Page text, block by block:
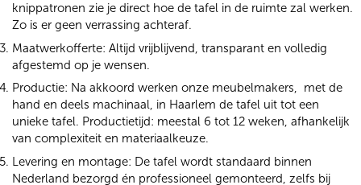
knippatronen zie je direct hoe de tafel in de ruimte zal werken.
Zo is er geen verrassing achteraf.
Maatwerkofferte: Altijd vrijblijvend, transparant en volledig
afgestemd op je wensen.
Productie: Na akkoord werken onze meubelmakers, met de
hand en deels machinaal, in Haarlem de tafel uit tot een
unieke tafel. Productietijd: meestal 6 tot 12 weken, afhankelijk
van complexiteit en materiaalkeuze.
Levering en montage: De tafel wordt standaard binnen
Nederland bezorgd én professioneel gemonteerd, zelfs bij